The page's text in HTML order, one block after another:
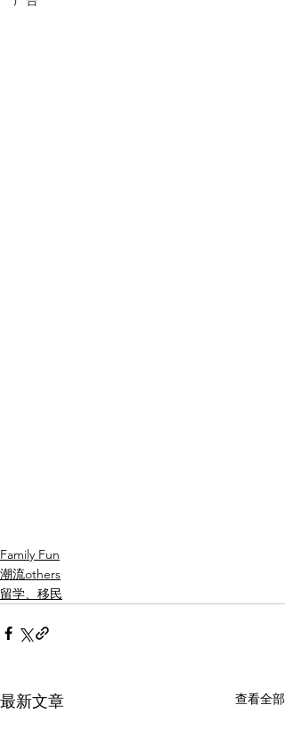
Family Fun
潮流others
留学、移民
最新文章 查看全部